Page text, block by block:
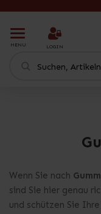
T
o
g
t
o
n
MENU LOGIN
Wenn Sie nach
sind Sie hier genau
und schützen Sie